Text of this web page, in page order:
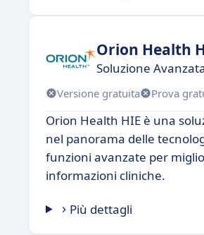
Orion Health
Soluzione
Versione gratuita Prova
Orion Health HIE è una
nel panorama delle
funzioni avanzate per
informazioni cliniche.
Più dettagli